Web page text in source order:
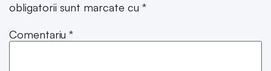
obligatorii sunt marcate cu *
Comentariu *